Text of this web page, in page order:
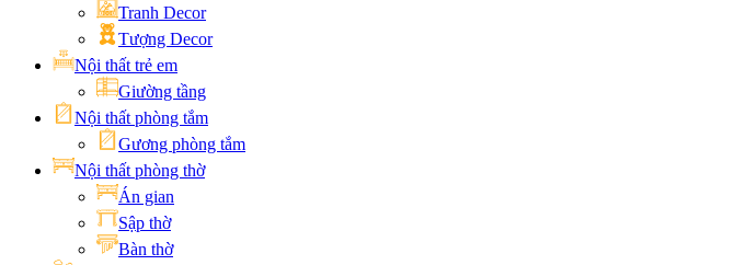
Tranh Decor
Tượng Decor
Nội thất trẻ em
Giường tầng
Nội thất phòng tắm
Gương phòng tắm
Nội thất phòng thờ
Án gian
Sập thờ
Bàn thờ